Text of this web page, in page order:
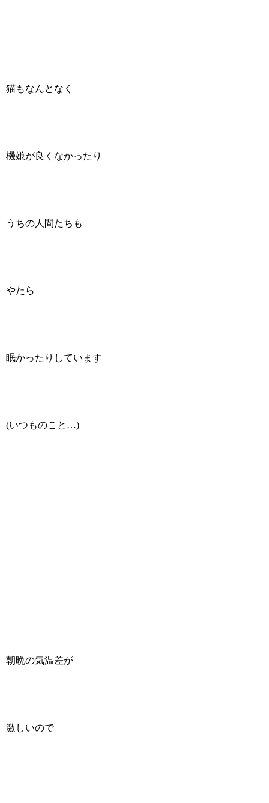
猫もなんとなく
機嫌が良くなかったり
うちの人間たちも
やたら
眠かったりしています
(いつものこと…)
朝晩の気温差が
激しいので